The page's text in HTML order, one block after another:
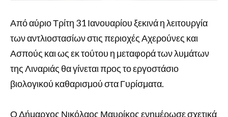
Από αύριο Τρίτη 31 Ιανουαρίου ξεκινά η λειτουργία
των αντλιοστασίων στις περιοχές Αχερούνες και
Ασπούς και ως εκ τούτου η μεταφορά των λυμάτων
της Λιναριάς θα γίνεται προς το εργοστάσιο
βιολογικού καθαρισμού στα Γυρίσματα.
Ο Δήμαρχος Νικόλαος Μαυρίκος ενημέρωσε σχετικά